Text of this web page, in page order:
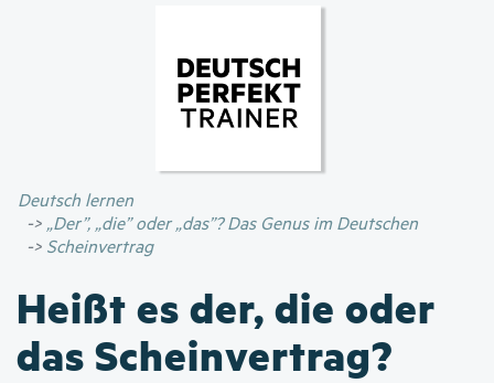
Inhalt
Deutsch lernen
„Der”, „die” oder „das”? Das Genus im Deutschen
Scheinvertrag
Heißt es der, die oder
das Scheinvertrag?